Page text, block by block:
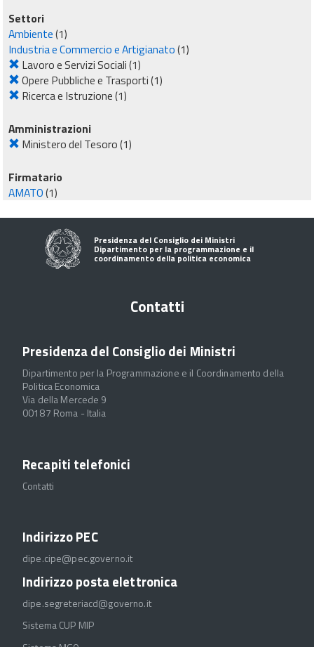
Settori
Ambiente(1)
Industria e Commercio e Artigianato(1)
Lavoro e Servizi Sociali(1)
Opere Pubbliche e Trasporti(1)
Ricerca e Istruzione(1)
Amministrazioni
Ministero del Tesoro(1)
Firmatario
AMATO(1)
Presidenza del Consiglio dei Ministri
Dipartimento per la programmazione e il
coordinamento della politica economica
Contatti
Presidenza del Consiglio dei Ministri
Dipartimento per la Programmazione e il Coordinamento della
Politica Economica
Via della Mercede 9
00187 Roma - Italia
Recapiti telefonici
Contatti
Indirizzo PEC
dipe.cipe@pec.governo.it
Indirizzo posta elettronica
dipe.segreteriacd@governo.it
Sistema CUP MIP